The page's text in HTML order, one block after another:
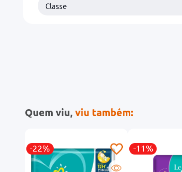
Classe
Quem viu,viu também:
-22% -11%